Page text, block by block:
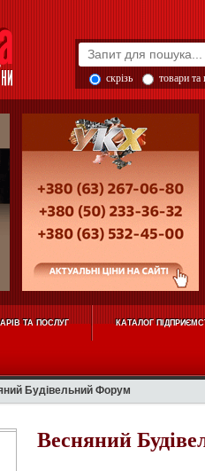
скрізь товари та
ТА ПОСЛУГ КАТАЛОГ
Будівельний Форум
Весняний